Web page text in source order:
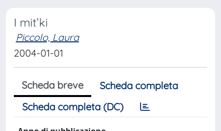
I mit’ki
Piccolo, Laura
2004-01-01
Scheda breve
Scheda completa
Scheda completa (DC)